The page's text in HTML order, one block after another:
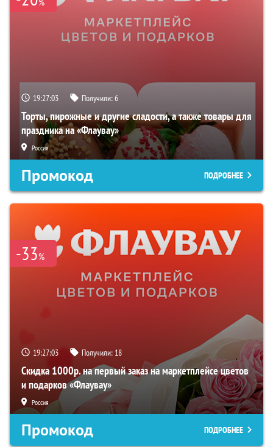
19:27:02 Получили:6
Торты, пирожные и другие сладости, а также товары для
праздника на «Флаувау»
Россия
Промокод ПОДРОБНЕЕ
-33%
19:27:02 Получили: 18
Скидка 1000р. на первый заказ на маркетплейсе цветов
и подарков «Флаувау»
Россия
Промокод ПОДРОБНЕЕ